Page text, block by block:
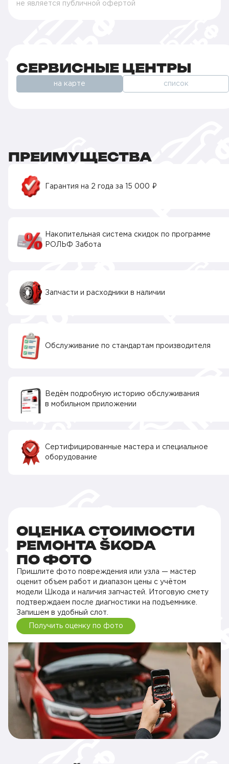
не является публичной офертой
СЕРВИСНЫЕ ЦЕНТРЫ
на карте список
ПРЕИМУЩЕСТВА
Гарантия на 2 года за 15 000 ₽
Накопительная система скидок по программе
РОЛЬФ Забота
Запчасти и расходники в наличии
Обслуживание по стандартам производителя
Ведём подробную историю обслуживания
в мобильном приложении
Сертифицированные мастера и специальное
оборудование
ОЦЕНКА СТОИМОСТИ
РЕМОНТА ŠKODA
ПО ФОТО
Пришлите фото повреждения или узла — мастер
оценит объем работ и диапазон цены с учётом
модели Шкода и наличия запчастей. Итоговую смету
подтверждаем после диагностики на подъемнике.
Запишем в удобный слот.
Получить оценку по фото